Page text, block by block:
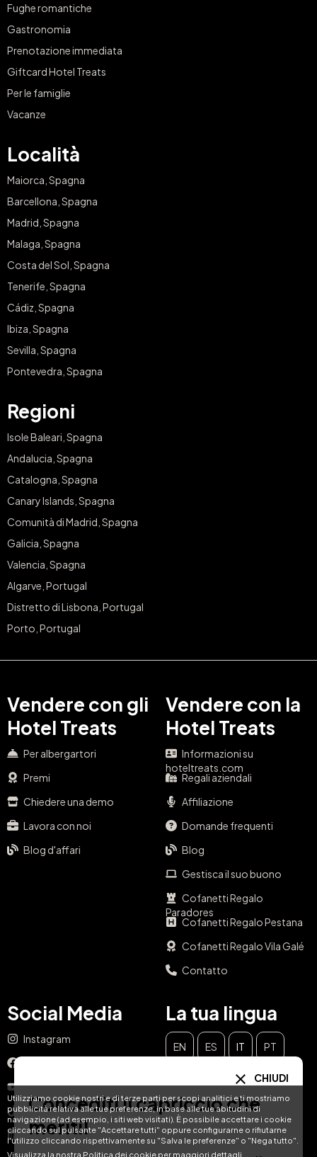
Utilizziamo cookie nostri e di terze parti per scopi analitici e ti mostriamo
pubblicità relativa alle tue preferenze, in base alle tue abitudini di
navigazione (ad esempio, i siti web visitati). È possibile accettare i cookie
cliccando sul pulsante "Accettare tutti" oppure configurarne o rifiutarne
l'utilizzo cliccando rispettivamente su "Salva le preferenze" o "Nega tutto".
Visualizza la nostra Politica dei cookie per maggiori dettagli
Fughe romantiche
Gastronomia
Prenotazione immediata
Giftcard Hotel Treats
Per le famiglie
Vacanze
Località
Maiorca, Spagna
Barcellona, Spagna
Madrid, Spagna
Malaga, Spagna
Costa del Sol, Spagna
Tenerife, Spagna
Cádiz, Spagna
Ibiza, Spagna
Sevilla, Spagna
Pontevedra, Spagna
Regioni
Isole Baleari, Spagna
Andalucia, Spagna
Catalogna, Spagna
Canary Islands, Spagna
Comunità di Madrid, Spagna
Galicia, Spagna
Valencia, Spagna
Algarve, Portugal
Distretto di Lisbona, Portugal
Porto, Portugal
Vendere con gli
Hotel Treats
Per albergartori
Premi
Chiedere una demo
Lavora con noi
Blog d'affari
Vendere con la
Hotel Treats
Informazioni su
hoteltreats.com
Regali aziendali
Affiliazione
Domande frequenti
Blog
Gestisca il suo buono
Cofanetti Regalo
Paradores
Cofanetti Regalo Pestana
Cofanetti Regalo Vila Galé
Contatto
Social Media
Instagram
YouTube
TikTok
LinkedIn
La tua lingua
EN ES IT PT
NL CHIUDI
Concediti il capriccio che
meriti!